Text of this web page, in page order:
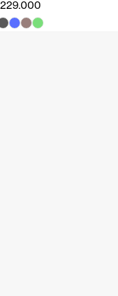
229.000